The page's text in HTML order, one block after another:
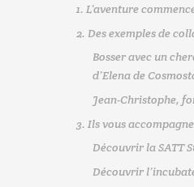
1. L’aventure
2. Des exemples de
Bosser avec un
d’Elena de
Jean-Christophe,
3. Ils vous
Découvrir la SATT
Découvrir